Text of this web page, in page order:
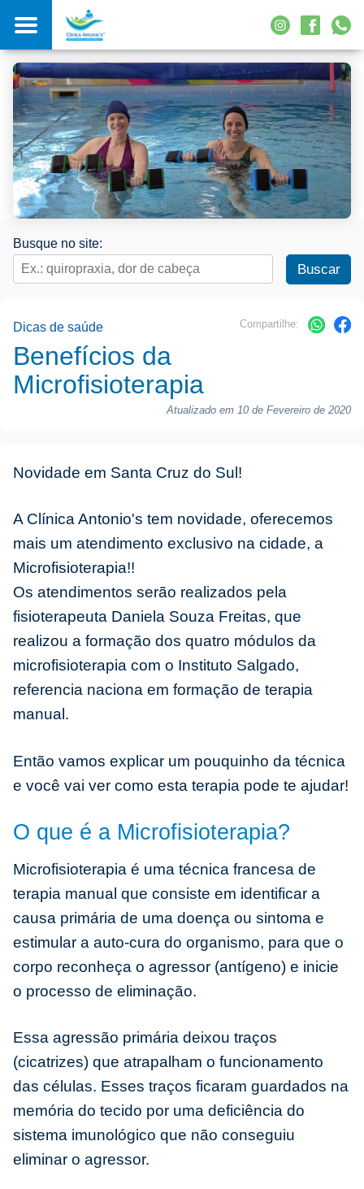
Busque no site:
Compartilhe:
Dicas de saúde
Benefícios da
Microfisioterapia
Atualizado em 10 de Fevereiro de 2020
Novidade em Santa Cruz do Sul!
A Clínica Antonio's tem novidade, oferecemos
mais um atendimento exclusivo na cidade, a
Microfisioterapia!!
Os atendimentos serão realizados pela
fisioterapeuta Daniela Souza Freitas, que
realizou a formação dos quatro módulos da
microfisioterapia com o Instituto Salgado,
referencia naciona em formação de terapia
manual.
Então vamos explicar um pouquinho da técnica
e você vai ver como esta terapia pode te ajudar!
O que é a Microfisioterapia?
Microfisioterapia é uma técnica francesa de
terapia manual que consiste em identificar a
causa primária de uma doença ou sintoma e
estimular a auto-cura do organismo, para que o
corpo reconheça o agressor (antígeno) e inicie
o processo de eliminação.
Essa agressão primária deixou traços
(cicatrizes) que atrapalham o funcionamento
das células. Esses traços ficaram guardados na
memória do tecido por uma deficiência do
sistema imunológico que não conseguiu
eliminar o agressor.